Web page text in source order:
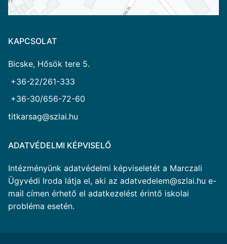
KAPCSOLAT
Bicske, Hősök tere 5.
+36-22/261-333
+36-30/656-72-60
titkarsag@szlai.hu
ADATVÉDELMI KÉPVISELŐ
Intézményünk adatvédelmi képviseletét a Marczali
Ügyvédi Iroda látja el, aki az adatvedelem@szlai.hu e-
mail címen érhető el adatkezelést érintő iskolai
probléma esetén.